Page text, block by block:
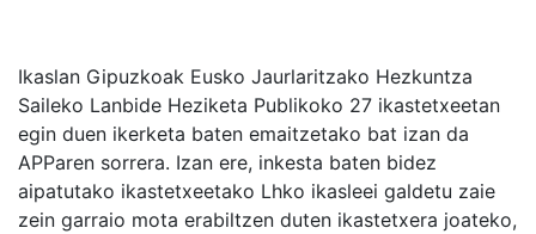
Ikaslan Gipuzkoak Eusko Jaurlaritzako Hezkuntza
Saileko Lanbide Heziketa Publikoko 27 ikastetxeetan
egin duen ikerketa baten emaitzetako bat izan da
APParen sorrera. Izan ere, inkesta baten bidez
aipatutako ikastetxeetako Lhko ikasleei galdetu zaie
zein garraio mota erabiltzen duten ikastetxera joateko,